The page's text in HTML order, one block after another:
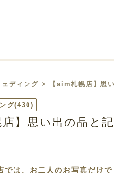
ェディング > 【aim札幌店】思
グ(430)
店】思い出の品と
は、お二人のお写真だけ